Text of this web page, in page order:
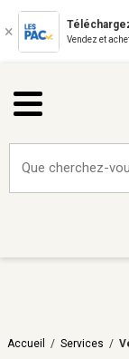
Vendez et
Que cherchez-
Accueil / Services /